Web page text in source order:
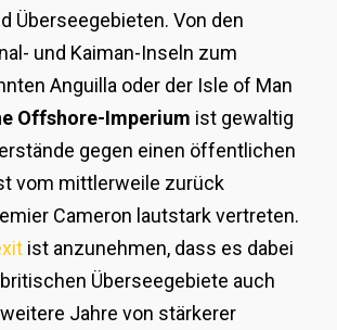
Überseegebieten. Von den
und Kaiman-Inseln zum
Anguilla oder der Isle of Man
Offshore-Imperium ist gewaltig
gegen einen öffentlichen
vom mittlerweile zurück
Cameron lautstark vertreten.
ist anzunehmen, dass es dabei
Überseegebiete auch
Jahre von stärkerer